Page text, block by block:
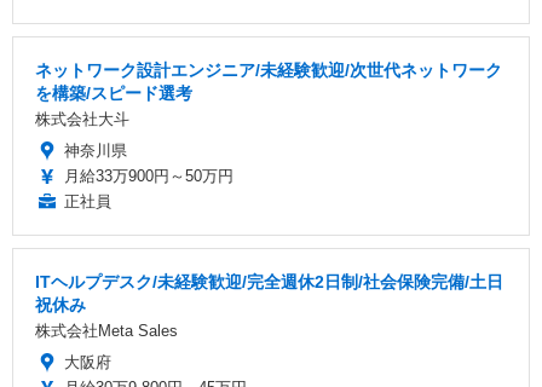
ネットワーク設計エンジニア/未経験歓迎/次世代ネットワーク
を構築/スピード選考
株式会社大斗
神奈川県
月給33万900円～50万円
正社員
ITヘルプデスク/未経験歓迎/完全週休2日制/社会保険完備/土日
祝休み
株式会社Meta Sales
大阪府